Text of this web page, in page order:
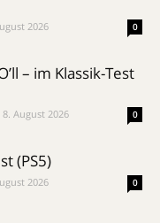
2026 0
– im Klassik-Test
8. August 2026 0
(PS5)
2026 0